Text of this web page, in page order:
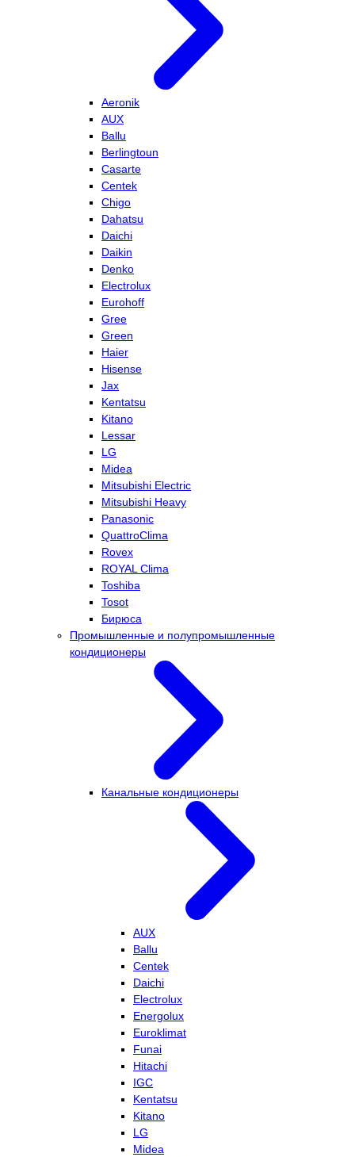
Aeronik
AUX
Ballu
Berlingtoun
Casarte
Centek
Chigo
Dahatsu
Daichi
Daikin
Denko
Electrolux
Eurohoff
Gree
Green
Haier
Hisense
Jax
Kentatsu
Kitano
Lessar
LG
Midea
Mitsubishi Electric
Mitsubishi Heavy
Panasonic
QuattroClima
Rovex
ROYAL Clima
Toshiba
Tosot
Бирюса
Промышленные и полупромышленные
кондиционеры
Канальные кондиционеры
AUX
Ballu
Centek
Daichi
Electrolux
Energolux
Euroklimat
Funai
Hitachi
IGC
Kentatsu
Kitano
LG
Midea